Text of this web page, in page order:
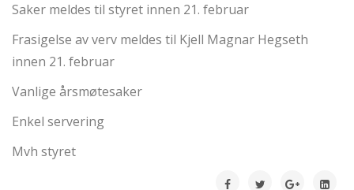
Saker meldes til styret innen 21. februar
Frasigelse av verv meldes til Kjell Magnar Hegseth
innen 21. februar
Vanlige årsmøtesaker
Enkel servering
Mvh styret